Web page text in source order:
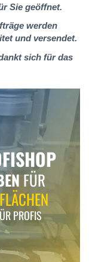
Sie geöffnet.
werden
und versendet.
sich für das
FÜR
PROFIS